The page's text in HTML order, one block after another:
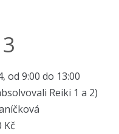
od 9:00 do 13:00
Reiki 1 a 2)
Kč